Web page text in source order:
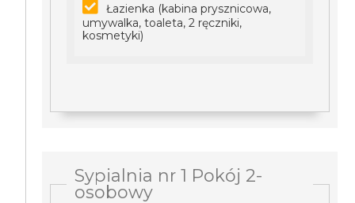
Łazienka (kabina prysznicowa,
umywalka, toaleta, 2 ręczniki,
kosmetyki)
Sypialnia nr 1 Pokój 2-
osobowy